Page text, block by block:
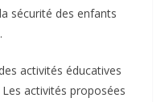
sécurité des enfants
activités éducatives
activités proposées